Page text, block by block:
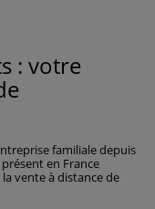
: votre
familiale depuis
en France
vente à distance de